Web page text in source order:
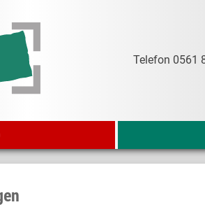
Telefon 0561